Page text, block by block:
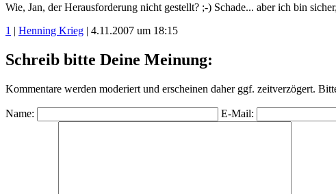
Wie, Jan, der Herausforderung nicht gestellt? ;-) Schade... aber ich bin
1 | Henning Krieg | 4.11.2007 um 18:15
Schreib bitte Deine Meinung:
Kommentare werden moderiert und erscheinen daher ggf. zeitverzögert.
Name: E-Mail: